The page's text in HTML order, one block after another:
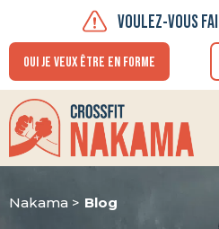
VOULEZ-VOUS
OUI JE VEUX ÊTRE EN FORME
Nakama > Blog